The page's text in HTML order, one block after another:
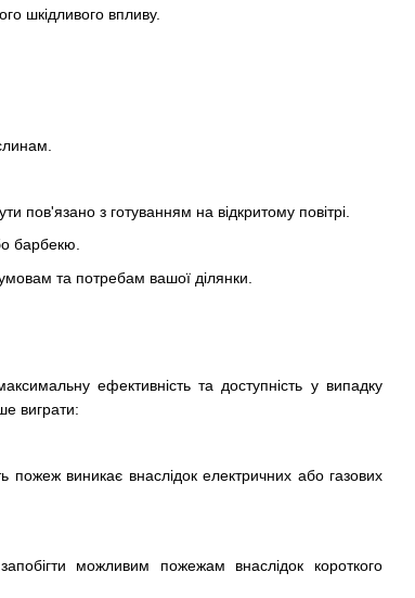
шкідливого впливу.
пов'язано з готуванням на відкритому повітрі.
барбекю.
та потребам вашої ділянки.
ефективність та доступність у випадку
виграти:
пожеж виникає внаслідок електричних або газових
можливим пожежам внаслідок короткого